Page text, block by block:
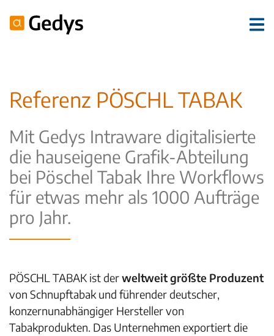
Referenz PÖSCHL TABAK
Mit Gedys Intraware digitalisierte
die hauseigene Grafik-Abteilung
bei Pöschel Tabak Ihre Workflows
für etwas mehr als 1000 Aufträge
pro Jahr.
PÖSCHL TABAK ist derweltweit größte Produzent
von Schnupftabak und führender deutscher,
konzernunabhängiger Hersteller von
Tabakprodukten. Das Unternehmen exportiert die